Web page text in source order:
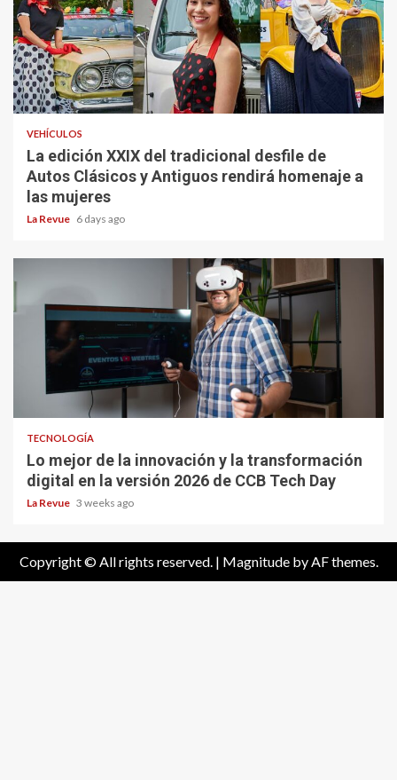
VEHÍCULOS
La edición XXIX del tradicional desfile de
Autos Clásicos y Antiguos rendirá homenaje a
las mujeres
La Revue 6 days ago
TECNOLOGÍA
Lo mejor de la innovación y la transformación
digital en la versión 2026 de CCB Tech Day
La Revue 3 weeks ago
Copyright © All rights reserved. | Magnitudeby AF themes.